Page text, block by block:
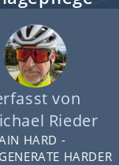
von
Rieder
HARD -
HARDER